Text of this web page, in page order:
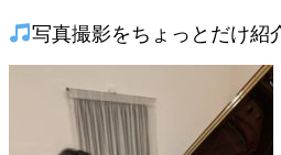
写真撮影をちょっとだけ紹